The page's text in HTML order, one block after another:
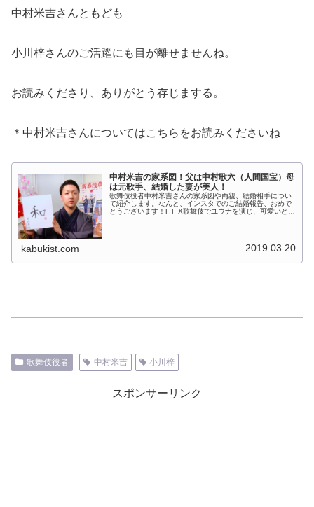
中村米吉さんともども
小川梓さんのご活躍にも目が離せませんね。
お読みくださり、ありがとう存じまする。
＊中村米吉さんについてはこちらをお読みくださいね
中村米吉の家系図！父は中村歌六（人間国宝）母
は元歌手、結婚した妻が美人！
歌舞伎役者中村米吉さんの家系図や両親、結婚相手につい
て紹介します。なんと、インスタでのご結婚報告、おめで
とうございます！F F X歌舞伎でユウナを演じ、可愛いと人
kabukist.com 2019.03.20
歌舞伎役者 中村米吉 小川梓
スポンサーリンク